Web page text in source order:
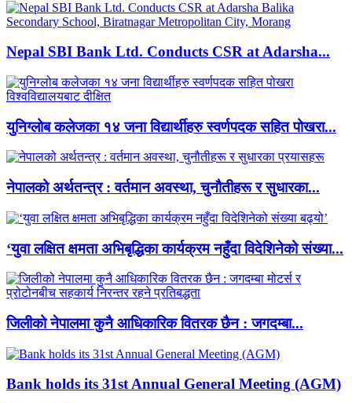
Nepal SBI Bank Ltd. Conducts CSR at Adarsha...
युनिग्लोब कलेजका १४ जना विद्यार्थीहरु स्वर्णपदक सहित पोखरा...
नेपालको अर्थतन्त्र : वर्तमान अवस्था, चुनौतीहरू र सुधारका...
‘युवा लक्षित क्षमता अभिबृद्धिका कार्यक्रम नहुँदा विदेशिनेको संख्या...
जिलीको नेपालमा कुनै आधिकारिक वितरक छैन : जगदम्बा...
Bank holds its 31st Annual General Meeting (AGM)